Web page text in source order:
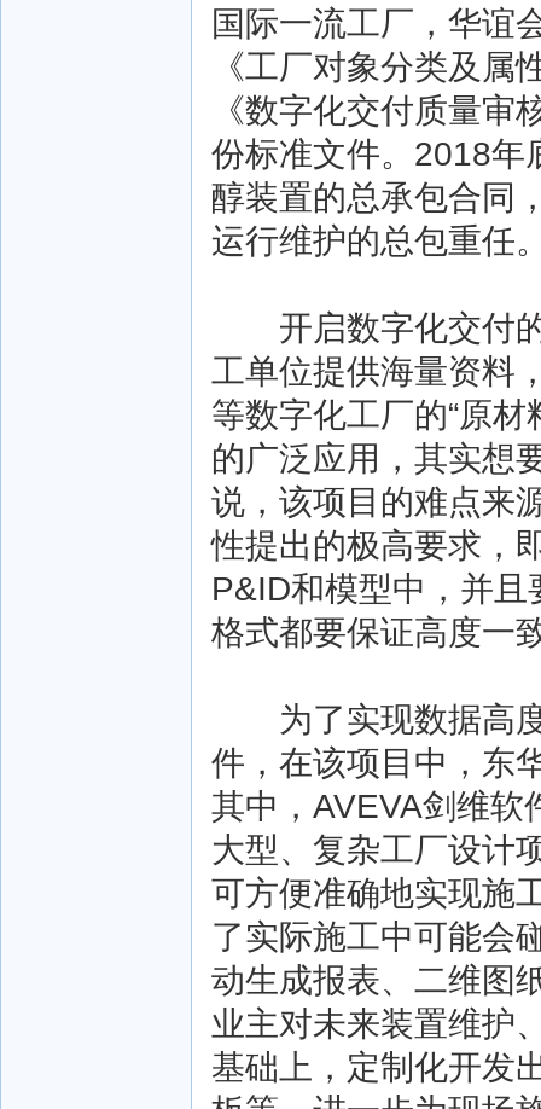
国际一流工厂，华谊
《工厂对象分类及
《数字化交付质量
份标准文件。2018年
醇装置的总承包合同
运行维护的总包重任
开启数字化交付的
工单位提供海量资料
等数字化工厂的“原
的广泛应用，其实想
说，该项目的难点来
性提出的极高要求，
P&ID和模型中，并
格式都要保证高度一
为了实现数据高度
件，在该项目中，东
其中，AVEVA剑维软
大型、复杂工厂设计
可方便准确地实现施
了实际施工中可能会
动生成报表、二维图
业主对未来装置维护
基础上，定制化开发